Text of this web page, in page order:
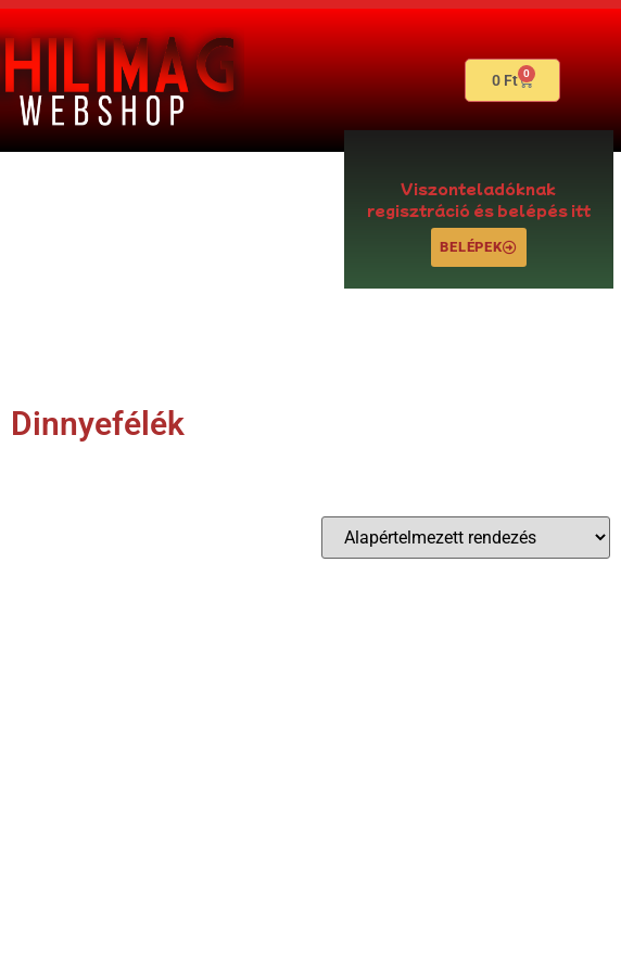
0 Ft 0
Viszonteladóknak
regisztráció és belépés itt
BELÉPEK
Dinnyefélék